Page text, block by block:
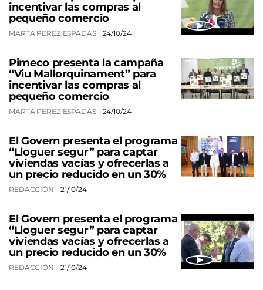
incentivar las compras al
pequeño comercio
MARTA PEREZ ESPADAS 24/10/24
Pimeco presenta la campaña
“Viu Mallorquinament” para
incentivar las compras al
pequeño comercio
MARTA PEREZ ESPADAS 24/10/24
El Govern presenta el programa
“Lloguer segur” para captar
viviendas vacías y ofrecerlas a
un precio reducido en un 30%
REDACCIÓN 21/10/24
El Govern presenta el programa
“Lloguer segur” para captar
viviendas vacías y ofrecerlas a
un precio reducido en un 30%
REDACCIÓN 21/10/24